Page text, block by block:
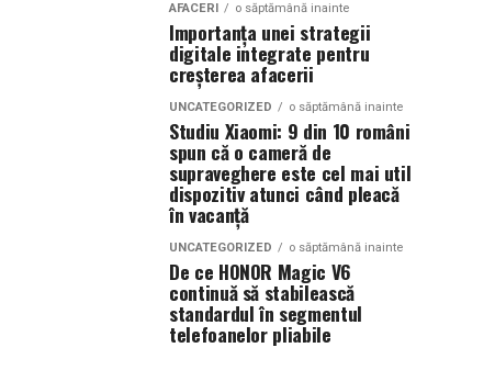
AFACERI o săptămână inainte
Importanța unei strategii
digitale integrate pentru
creșterea afacerii
UNCATEGORIZED o săptămână inainte
Studiu Xiaomi: 9 din 10 români
spun că o cameră de
supraveghere este cel mai util
dispozitiv atunci când pleacă
în vacanță
UNCATEGORIZED o săptămână inainte
De ce HONOR Magic V6
continuă să stabilească
standardul în segmentul
telefoanelor pliabile